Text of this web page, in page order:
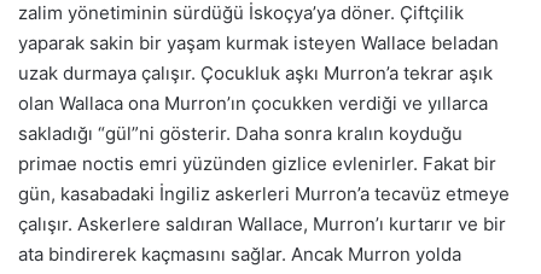
zalim yönetiminin sürdüğü İskoçya’ya döner. Çiftçilik
yaparak sakin bir yaşam kurmak isteyen Wallace beladan
uzak durmaya çalışır. Çocukluk aşkı Murron’a tekrar aşık
olan Wallaca ona Murron’ın çocukken verdiği ve yıllarca
sakladığı “gül”ni gösterir. Daha sonra kralın koyduğu
primae noctis emri yüzünden gizlice evlenirler. Fakat bir
gün, kasabadaki İngiliz askerleri Murron’a tecavüz etmeye
çalışır. Askerlere saldıran Wallace, Murron’ı kurtarır ve bir
ata bindirerek kaçmasını sağlar. Ancak Murron yolda